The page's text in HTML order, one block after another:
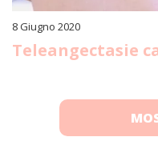
8 Giugno 2020
Teleangectasie